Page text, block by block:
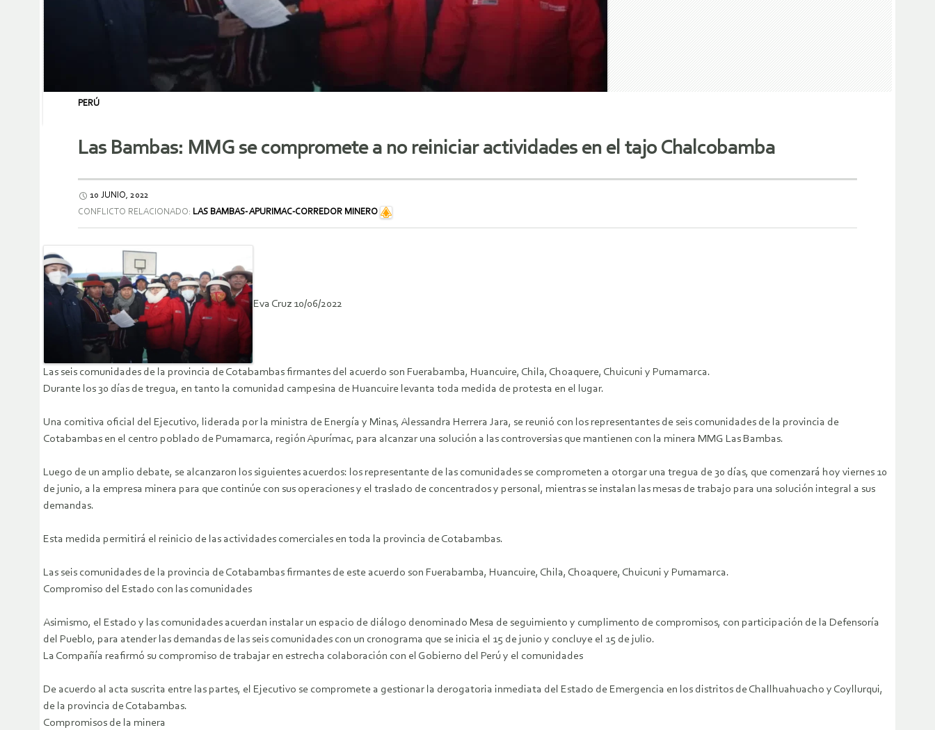
PERÚ
Las Bambas: MMG se compromete a no reiniciar actividades en el tajo Chalcobamba
10 JUNIO, 2022
CONFLICTO RELACIONADO: LAS BAMBAS- APURIMAC-CORREDOR MINERO
Eva Cruz 10/06/2022
Las seis comunidades de la provincia de Cotabambas firmantes del acuerdo son Fuerabamba, Huancuire, Chila, Choaquere, Chuicuni y Pumamarca.
Durante los 30 días de tregua, en tanto la comunidad campesina de Huancuire levanta toda medida de protesta en el lugar.
Una comitiva oficial del Ejecutivo, liderada por la ministra de Energía y Minas, Alessandra Herrera Jara, se reunió con los representantes de seis comunidades de la provincia de
Cotabambas en el centro poblado de Pumamarca, región Apurímac, para alcanzar una solución a las controversias que mantienen con la minera MMG Las Bambas.
Luego de un amplio debate, se alcanzaron los siguientes acuerdos: los representante de las comunidades se comprometen a otorgar una tregua de 30 días, que comenzará hoy viernes 10
de junio, a la empresa minera para que continúe con sus operaciones y el traslado de concentrados y personal, mientras se instalan las mesas de trabajo para una solución integral a sus
demandas.
Esta medida permitirá el reinicio de las actividades comerciales en toda la provincia de Cotabambas.
Las seis comunidades de la provincia de Cotabambas firmantes de este acuerdo son Fuerabamba, Huancuire, Chila, Choaquere, Chuicuni y Pumamarca.
Compromiso del Estado con las comunidades
Asimismo, el Estado y las comunidades acuerdan instalar un espacio de diálogo denominado Mesa de seguimiento y cumplimento de compromisos, con participación de la Defensoría
del Pueblo, para atender las demandas de las seis comunidades con un cronograma que se inicia el 15 de junio y concluye el 15 de julio.
La Compañía reafirmó su compromiso de trabajar en estrecha colaboración con el Gobierno del Perú y el comunidades
De acuerdo al acta suscrita entre las partes, el Ejecutivo se compromete a gestionar la derogatoria inmediata del Estado de Emergencia en los distritos de Challhuahuacho y Coyllurqui,
de la provincia de Cotabambas.
Compromisos de la minera